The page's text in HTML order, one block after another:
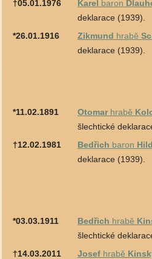
†05.01.1976
Karel baron
deklarace (1939).
*26.01.1916
Zikmund hrabě
deklarace (1939).
*11.02.1891 Otomarhrabě
šlechtické
†12.02.1981
Bedřich baron
deklarace (1939).
*03.03.1911 Bedřich hrabě
šlechtické
†14.03.2011
Josef hrabě